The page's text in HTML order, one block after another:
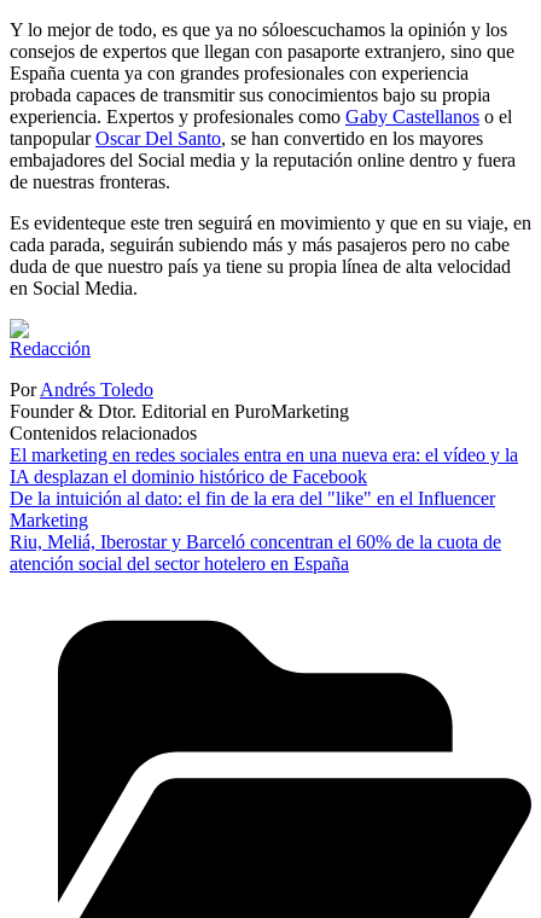
Y lo mejor de todo, es que ya no sóloescuchamos la opinión y los
consejos de expertos que llegan con pasaporte extranjero, sino que
España cuenta ya con grandes profesionales con experiencia
probada capaces de transmitir sus conocimientos bajo su propia
experiencia. Expertos y profesionales como Gaby Castellanos o el
tanpopularOscar Del Santo, se han convertido en los mayores
embajadores del Social media y la reputación online dentro y fuera
de nuestras fronteras.
Es evidenteque este tren seguirá en movimiento y que en su viaje, en
cada parada, seguirán subiendo más y más pasajeros pero no cabe
duda de que nuestro país ya tiene su propia línea de alta velocidad
en Social Media.
PorAndrés Toledo
Founder & Dtor. Editorial en PuroMarketing
Contenidos relacionados
El marketing en redes sociales entra en una nueva era: el vídeo y la
IA desplazan el dominio histórico de Facebook
De la intuición al dato: el fin de la era del "like" en el Influencer
Marketing
Riu, Meliá, Iberostar y Barceló concentran el 60% de la cuota de
atención social del sector hotelero en España